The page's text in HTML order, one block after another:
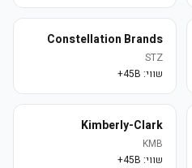
Constellation Brands
STZ
שווי: 45B+
Kimberly-Clark
KMB
שווי: 45B+